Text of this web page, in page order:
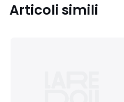
Articoli simili